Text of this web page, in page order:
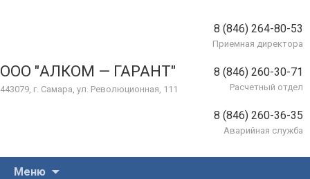
ООО "АЛКОМ — ГАРАНТ"
443079, г. Самара, ул. Революционная, 111
8 (846) 264-80-53
Приемная директора
8 (846) 260-30-71
Расчетный отдел
8 (846) 260-36-35
Аварийная служба
Меню